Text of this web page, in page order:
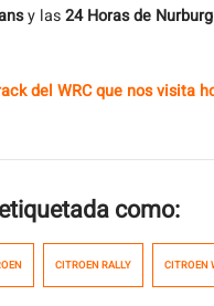
y las24 Horas de
del WRC que nos visita
como:
CITROEN RALLY CITROEN